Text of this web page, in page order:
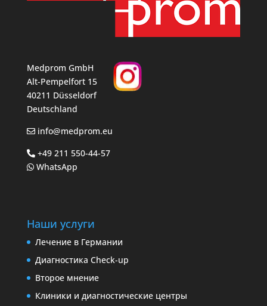
Medprom GmbH
Alt-Pempelfort 15
40211 Düsseldorf
Deutschland
info@medprom.eu
+49 211 550-44-57
WhatsApp
Наши услуги
Лечение в Германии
Диагностика Check-up
Второе мнение
Клиники и диагностические центры